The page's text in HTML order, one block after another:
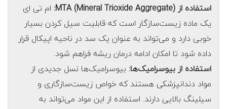
استفاده از MTA (Mineral Trioxide Aggregate):
ام تی ای
یک ماده زیست‌سازگار است که قابلیت سیل کردن بسیار
خوبی دارد و می‌تواند به عنوان یک سد در ناحیه اپیکال قرار
داده شود تا امکان ادامه درمان ریشه فراهم شود.
استفاده از بیوسرامیک‌ها: بیوسرامیک‌ها نسل جدیدی از
مواد دندانپزشکی هستند که خواص زیست‌سازگاری و
سیلینگ بالایی دارند. استفاده از این مواد می‌تواند به